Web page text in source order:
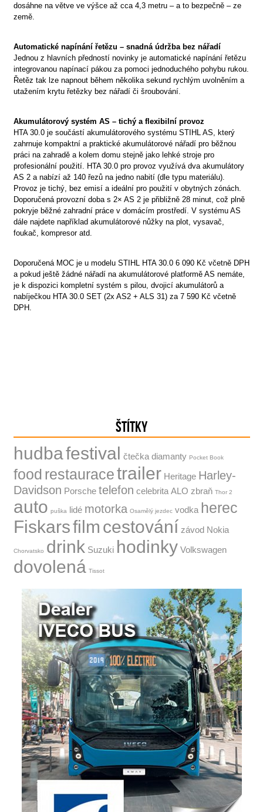
dosáhne na větve ve výšce až cca 4,3 metru – a to bezpečně – ze
země.
Automatické napínání řetězu – snadná údržba bez nářadí
Jednou z hlavních předností novinky je automatické napínání řetězu
integrovanou napínací pákou za pomoci jednoduchého pohybu rukou.
Řetěz tak lze napnout během několika sekund rychlým uvolněním a
utažením krytu řetězky bez nářadí či šroubování.
Akumulátorový systém AS – tichý a flexibilní provoz
HTA 30.0 je součástí akumulátorového systému STIHL AS, který
zahrnuje kompaktní a praktické akumulátorové nářadí pro běžnou
práci na zahradě a kolem domu stejně jako lehké stroje pro
profesionální použití. HTA 30.0 pro provoz využívá dva akumulátory
AS 2 a nabízí až 140 řezů na jedno nabití (dle typu materiálu).
Provoz je tichý, bez emisí a ideální pro použití v obytných zónách.
Doporučená provozní doba s 2× AS 2 je přibližně 28 minut, což plně
pokryje běžné zahradní práce v domácím prostředí. V systému AS
dále najdete například akumulátorové nůžky na plot, vysavač,
foukač, kompresor atd.
Doporučená MOC je u modelu STIHL HTA 30.0 6 090 Kč včetně DPH
a pokud ještě žádné nářadí na akumulátorové platformě AS nemáte,
je k dispozici kompletní systém s pilou, dvojicí akumulátorů a
nabíječkou HTA 30.0 SET (2x AS2 + ALS 31) za 7 590 Kč včetně
DPH.
ŠTÍTKY
hudbafestival čtečka diamanty Pocket Book
food restauracetrailer Heritage Harley-
Davidson Porsche telefon celebrita ALO zbraň Thor 2
auto puška lidé motorka Osamělý jezdec vodka herec
Fiskarsfilm cestování závod Nokia
Chorvatsko drink Suzuki hodinky Volkswagen
dovolená Tissot